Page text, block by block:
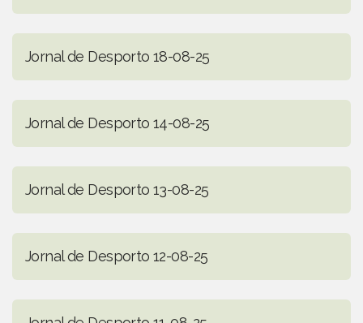
Jornal de Desporto 18-08-25
Jornal de Desporto 14-08-25
Jornal de Desporto 13-08-25
Jornal de Desporto 12-08-25